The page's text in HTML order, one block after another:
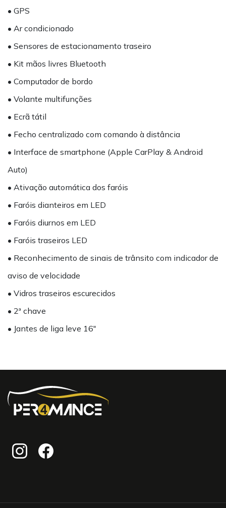
• GPS
• Ar condicionado
• Sensores de estacionamento traseiro
• Kit mãos livres Bluetooth
• Computador de bordo
• Volante multifunções
• Ecrã tátil
• Fecho centralizado com comando à distância
• Interface de smartphone (Apple CarPlay & Android
Auto)
• Ativação automática dos faróis
• Faróis dianteiros em LED
• Faróis diurnos em LED
• Faróis traseiros LED
• Reconhecimento de sinais de trânsito com indicador de
aviso de velocidade
• Vidros traseiros escurecidos
• 2ª chave
• Jantes de liga leve 16"